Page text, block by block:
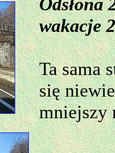
wakacje
Ta sama
się
mniejszy